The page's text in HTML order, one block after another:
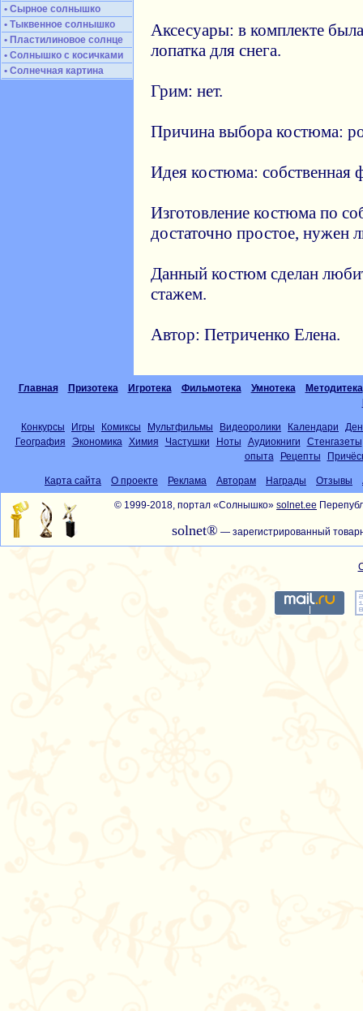
• Сырное солнышко
• Тыквенное солнышко
• Пластилиновое солнце
• Солнышко с косичками
• Солнечная картина
Аксесуары: в комплекте
лопатка для снега.
Грим: нет.
Причина выбора костюма:
Идея костюма: собственная
Изготовление костюма по
достаточно простое, нужен
Данный костюм сделан
стажем.
Автор: Петриченко Елена.
Главная Призотека Игротека Фильмотека Умнотека
Методитека
Конкурсы Игры Комиксы Мультфильмы Видеоролики Календари
География
Экономика Химия Частушки Ноты Аудиокниги
Стенгазеты
опыта
Рецепты
Карта сайта О проекте Реклама Авторам Награды Отзывы
© 1999-2018, портал «Солнышко» solnet.ee
solnet® — зарегистрированный